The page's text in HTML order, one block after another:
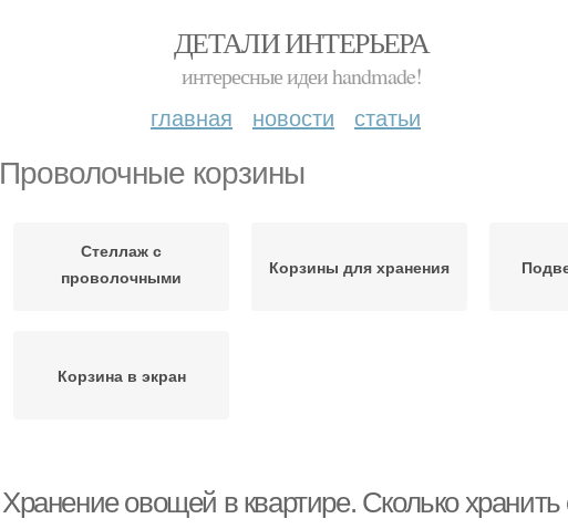
ДЕТАЛИ ИНТЕРЬЕРА
интересные идеи handmade!
главная новости статьи
Проволочные корзины
Стеллаж с
проволочными
Корзины для хранения
Корзина в экран
Хранение овощей в квартире. Сколько